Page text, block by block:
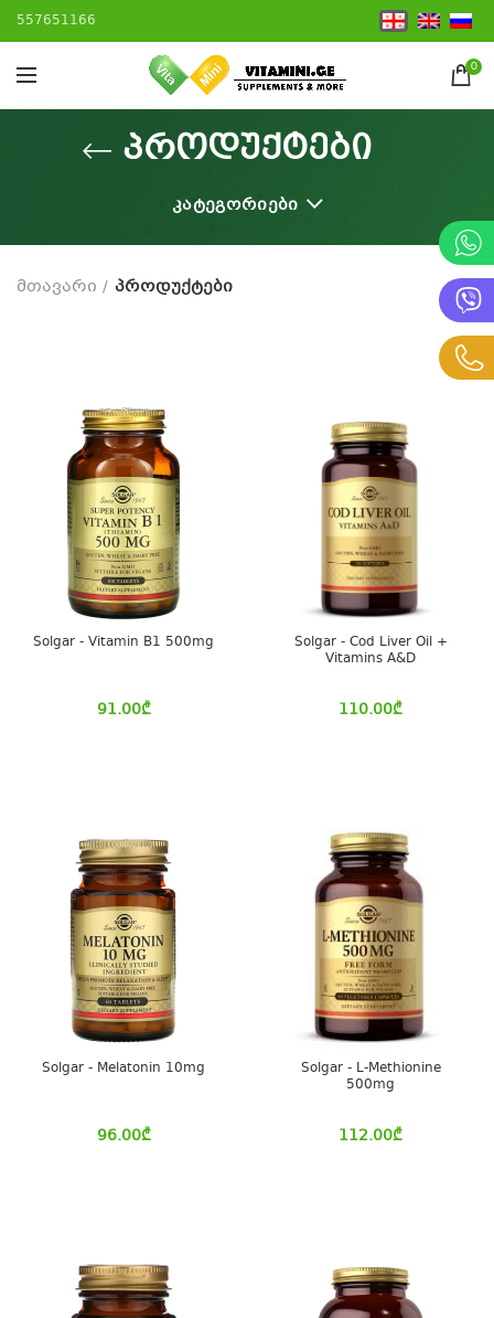
557651166
0
პროდუქტები
ᲙᲐᲢᲔᲒᲝᲠᲘᲔᲑᲘ
მთავარი პროდუქტები
Solgar - Vitamin B1 500mg
91.00₾
Solgar - Cod Liver Oil +
Vitamins A&D
110.00₾
Solgar - Melatonin 10mg
96.00₾
Solgar - L-Methionine
500mg
112.00₾